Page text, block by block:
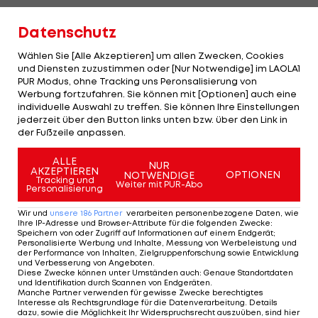
Arnautovic spendet 25.000 Euro
Weiters meint der 32-Jährige: "Gerade weil mir
durch meine eigene Geschichte Integration so ein
Anliegen ist, möchte ich diesen Fall zum Anlass
nehmen und 25.000 Euro für mein
Integrationsprojekt, bei dem ich selbst als
mein schlechtes Verhalten auch eine gute
Konsequenz für mehr Zusammenhalt hat. Ich
möchte vor allem Kindern und Jugendlichen ein
gutes Vorbild sein."
Foda: "Herzensguter Mensch"
TeamchefFranco Fodameint in einer ersten
Datenschutz
Wählen Sie [Alle Akzeptieren] um allen Zwecken, Cookies
und Diensten zuzustimmen oder [Nur Notwendige] im LAOLA1
PUR Modus, ohne Tracking uns Peronsalisierung von
Werbung fortzufahren. Sie können mit [Optionen] auch eine
individuelle Auswahl zu treffen. Sie können Ihre Einstellungen
jederzeit über den Button links unten bzw. über den Link in
der Fußzeile anpassen.
ALLE
AKZEPTIEREN
Tracking und
Personalisierung
NUR
NOTWENDIGE
Weiter mit PUR-Abo
OPTIONEN
Wir und unsere 186 Partner verarbeiten personenbezogene Daten, wie
Ihre IP-Adresse und Browser-Attribute für die folgenden Zwecke:
Speichern von oder Zugriff auf Informationen auf einem Endgerät;
Personalisierte Werbung und Inhalte, Messung von Werbeleistung und
der Performance von Inhalten, Zielgruppenforschung sowie Entwicklung
und Verbesserung von Angeboten
Diese Zwecke können unter Umständen auch: Genaue Standortdaten
und Identifikation durch Scannen von Endgeräten
Manche Partner verwenden für gewisse Zwecke berechtigtes
Interesse als Rechtsgrundlage für die Datenverarbeitung. Details
dazu, sowie die Möglichkeit Ihr Widerspruchsrecht auszuüben, sind hier